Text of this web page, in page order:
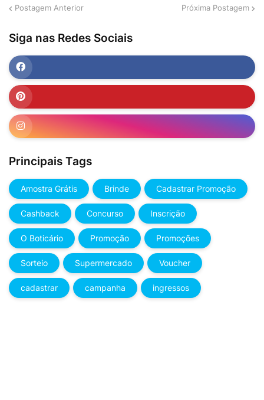
Postagem Anterior Próxima Postagem
Siga nas Redes Sociais
Principais Tags
Amostra Grátis Brinde Cadastrar Promoção
Cashback Concurso Inscrição
O Boticário Promoção Promoções
Sorteio Supermercado Voucher
cadastrar campanha ingressos